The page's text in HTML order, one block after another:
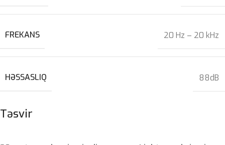
Təsvir
FREKANS 20 Hz – 20 kHz
HƏSSASLIQ 88dB